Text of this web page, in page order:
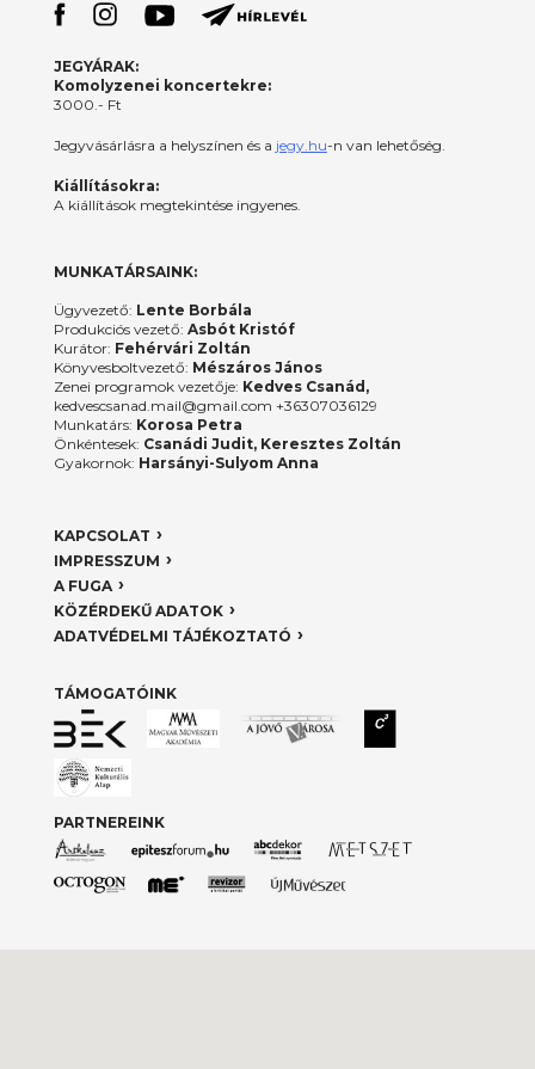
JEGYÁRAK:
Komolyzenei koncertekre:
3000.- Ft
Jegyvásárlásra a helyszínen és a jegy.hu-n van lehetőség.
Kiállításokra:
A kiállítások megtekintése ingyenes.
MUNKATÁRSAINK:
Ügyvezető: Lente Borbála
Produkciós vezető: Asbót Kristóf
Kurátor: Fehérvári Zoltán
Könyvesboltvezető: Mészáros János
Zenei programok vezetője: Kedves Csanád,
kedvescsanad.mail@gmail.com +36307036129
Munkatárs: Korosa Petra
Önkéntesek: Csanádi Judit, Keresztes Zoltán
Gyakornok: Harsányi-Sulyom Anna
KAPCSOLAT
IMPRESSZUM
A FUGA
KÖZÉRDEKŰ ADATOK
ADATVÉDELMI TÁJÉKOZTATÓ
TÁMOGATÓINK
PARTNEREINK